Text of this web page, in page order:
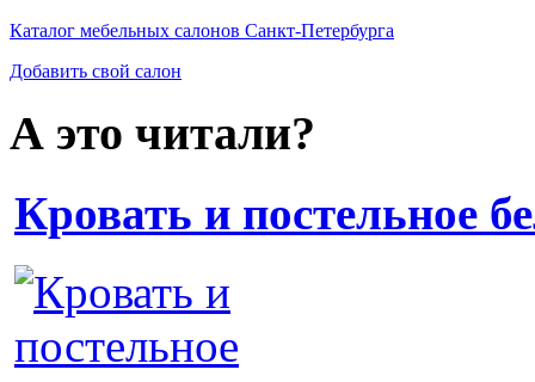
Каталог мебельных салонов Санкт-Петербурга
Добавить свой салон
А это читали?
Кровать и постельное